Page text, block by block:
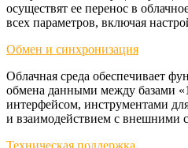
осуществят ее перенос в
всех параметров, включая
Обмен и синхронизация
Облачная среда обеспечивает
обмена данными между базами
интерфейсом, инструментами
и взаимодействием с внешними
Техническая поддержка